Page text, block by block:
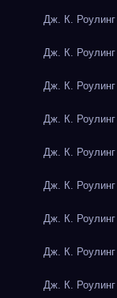
Дж. К.
Дж. К.
Дж. К.
Дж. К.
Дж. К.
Дж. К.
Дж. К.
Дж. К.
Дж. К.